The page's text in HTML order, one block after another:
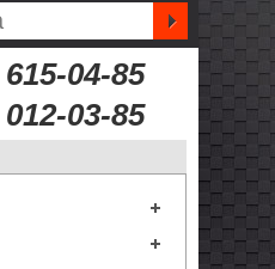
615-04-85
012-03-85